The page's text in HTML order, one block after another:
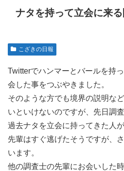
ナタを持って立会に来
こざきの日報
Twitterでハンマーとバールを持
会した事をつぶやきました。
そのような方でも境界の説明な
いといけないのですが、先日調
過去ナタを立会に持ってきた人
先輩はすぐ逃げたそうですが、
います。
他の調査士の先輩にお会いした